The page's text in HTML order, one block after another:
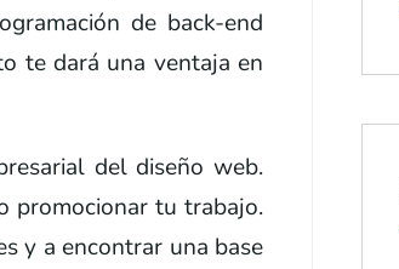
de back-end
te dará una ventaja en
del diseño web.
promocionar tu trabajo.
y a encontrar una base